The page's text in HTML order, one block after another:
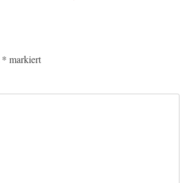
* markiert